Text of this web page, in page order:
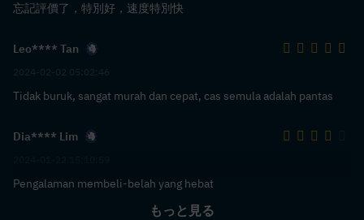
忘記評價了，特別好，速度特別快
Leo**** Tan
Tidak buruk, sangat murah dan cepat, cas semula adalah pantas
Dia**** Lim
Pengalaman membeli-belah yang hebat
もっと見る